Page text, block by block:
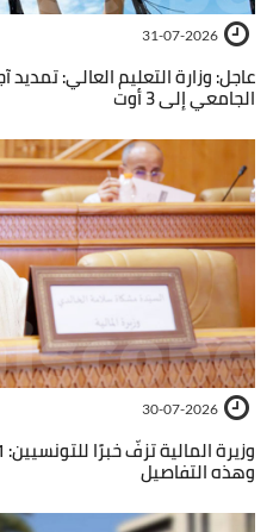
31-07-2026
عاجل: وزارة التعليم العالي: تمديد
الجامعي إلى 3 أوت
30-07-2026
وهذه التفاصيل